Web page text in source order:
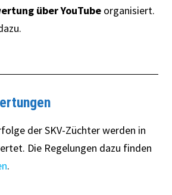
über YouTubeorganisiert.
der SKV-Züchter werden in
Die Regelungen dazu finden
.